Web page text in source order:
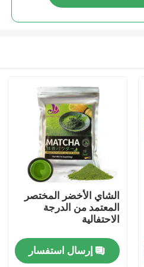
الشاي الأخضر المختصر
المعتمد من الدرجة
الاحتفالية
إرسال استفسار